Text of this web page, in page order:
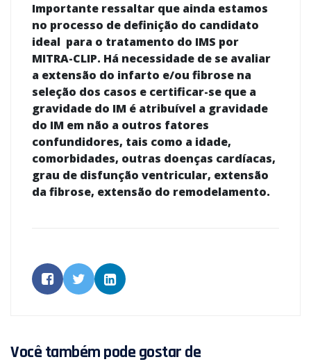
Importante ressaltar que ainda estamos
no processo de definição do candidato
ideal para o tratamento do IMS por
MITRA-CLIP. Há necessidade de se avaliar
a extensão do infarto e/ou fibrose na
seleção dos casos e certificar-se que a
gravidade do IM é atribuível a gravidade
do IM em não a outros fatores
confundidores, tais como a idade,
comorbidades, outras doenças cardíacas,
grau de disfunção ventricular, extensão
da fibrose, extensão do remodelamento.
Você também pode gostar de